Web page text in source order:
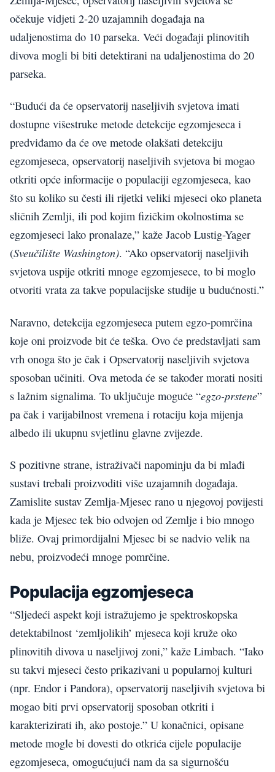
očekuje vidjeti 2-20 uzajamnih događaja na
udaljenostima do 10 parseka. Veći događaji plinovitih
divova mogli bi biti detektirani na udaljenostima do 20
parseka.
“Budući da će opservatorij naseljivih svjetova imati
dostupne višestruke metode detekcije egzomjeseca i
predviđamo da će ove metode olakšati detekciju
egzomjeseca, opservatorij naseljivih svjetova bi mogao
otkriti opće informacije o populaciji egzomjeseca, kao
što su koliko su česti ili rijetki veliki mjeseci oko planeta
sličnih Zemlji, ili pod kojim fizičkim okolnostima se
egzomjeseci lako pronalaze,” kaže Jacob Lustig-Yager
(Sveučilište Washington). “Ako opservatorij naseljivih
svjetova uspije otkriti mnoge egzomjesece, to bi moglo
otvoriti vrata za takve populacijske studije u budućnosti.”
Naravno, detekcija egzomjeseca putem egzo-pomrčina
koje oni proizvode bit će teška. Ovo će predstavljati sam
vrh onoga što je čak i Opservatorij naseljivih svjetova
sposoban učiniti. Ova metoda će se također morati nositi
s lažnim signalima. To uključuje moguće “egzo-prstene”
pa čak i varijabilnost vremena i rotaciju koja mijenja
albedo ili ukupnu svjetlinu glavne zvijezde.
S pozitivne strane, istraživači napominju da bi mlađi
sustavi trebali proizvoditi više uzajamnih događaja.
Zamislite sustav Zemlja-Mjesec rano u njegovoj povijesti
kada je Mjesec tek bio odvojen od Zemlje i bio mnogo
bliže. Ovaj primordijalni Mjesec bi se nadvio velik na
nebu, proizvodeći mnoge pomrčine.
Populacija egzomjeseca
“Sljedeći aspekt koji istražujemo je spektroskopska
detektabilnost ‘zemljolikih’ mjeseca koji kruže oko
plinovitih divova u naseljivoj zoni,” kaže Limbach. “Iako
su takvi mjeseci često prikazivani u popularnoj kulturi
(npr. Endor i Pandora), opservatorij naseljivih svjetova bi
mogao biti prvi opservatorij sposoban otkriti i
karakterizirati ih, ako postoje.” U konačnici, opisane
metode mogle bi dovesti do otkrića cijele populacije
egzomjeseca, omogućujući nam da sa sigurnošću